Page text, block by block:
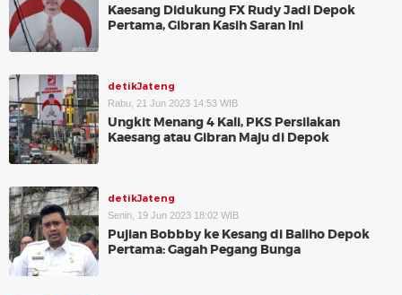
Kaesang Didukung FX Rudy Jadi Depok
Pertama, Gibran Kasih Saran Ini
detikJateng
Rabu, 21 Jun 2023 14:53 WIB
Ungkit Menang 4 Kali, PKS Persilakan
Kaesang atau Gibran Maju di Depok
detikJateng
Senin, 19 Jun 2023 18:02 WIB
Pujian Bobbby ke Kesang di Baliho Depok
Pertama: Gagah Pegang Bunga